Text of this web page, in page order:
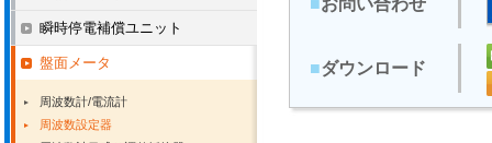
■ダウンロード
瞬時停電補償ユニット
盤面メータ
周波数計/電流計
周波数設定器